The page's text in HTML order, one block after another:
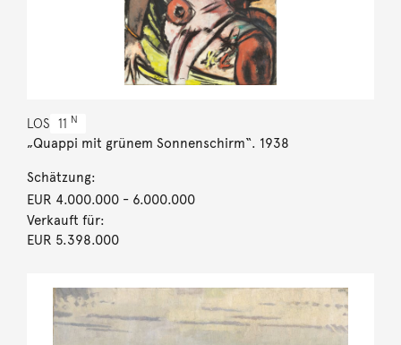
LOS 11 N
„Quappi mit grünem Sonnenschirm“. 1938
Schätzung:
EUR 4.000.000- 6.000.000
Verkauft für:
EUR 5.398.000